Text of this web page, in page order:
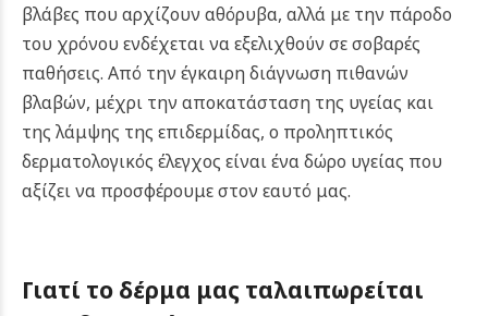
βλάβες που αρχίζουν αθόρυβα, αλλά με την πάροδο
του χρόνου ενδέχεται να εξελιχθούν σε σοβαρές
παθήσεις. Από την έγκαιρη διάγνωση πιθανών
βλαβών, μέχρι την αποκατάσταση της υγείας και
της λάμψης της επιδερμίδας, ο προληπτικός
δερματολογικός έλεγχος είναι ένα δώρο υγείας που
αξίζει να προσφέρουμε στον εαυτό μας.
Γιατί το δέρμα μας ταλαιπωρείται